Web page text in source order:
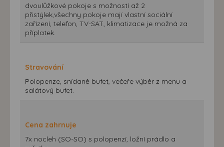
dvoulůžkové pokoje s možností až 2
přistýlek,všechny pokoje mají vlastní sociální
zařízení, telefon, TV-SAT, klimatizace je možná za
příplatek.
Stravování
Polopenze, snídaně bufet, večeře výběr z menu a
salátový bufet.
Cena zahrnuje
7x nocleh (SO-SO) s polopenzí, ložní prádlo a